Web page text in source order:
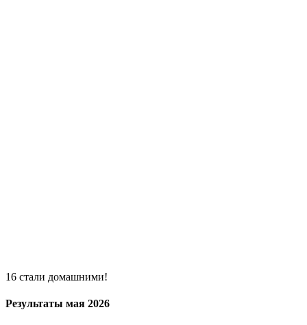
16 стали домашними!
Результаты мая 2026